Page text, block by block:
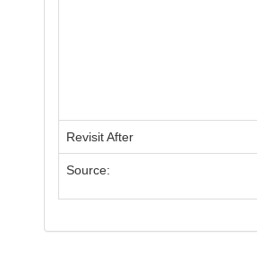
Revisit After
Source: